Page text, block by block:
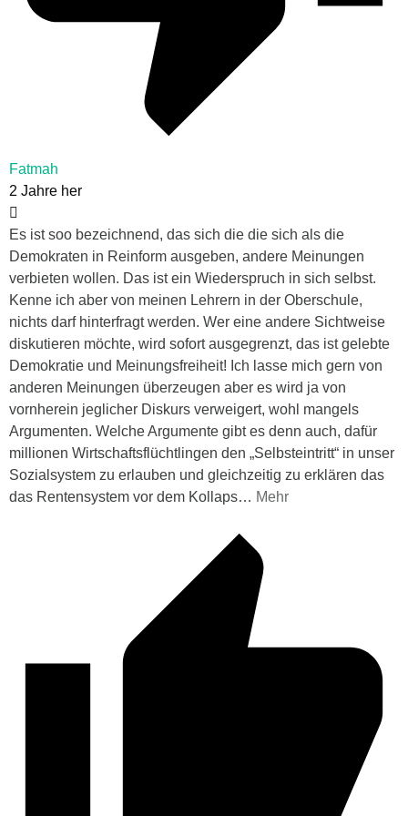
Fatmah
2 Jahre her
Es ist soo bezeichnend, das sich die die sich als die
Demokraten in Reinform ausgeben, andere Meinungen
verbieten wollen. Das ist ein Wiederspruch in sich selbst.
Kenne ich aber von meinen Lehrern in der Oberschule,
nichts darf hinterfragt werden. Wer eine andere Sichtweise
diskutieren möchte, wird sofort ausgegrenzt, das ist gelebte
Demokratie und Meinungsfreiheit! Ich lasse mich gern von
anderen Meinungen überzeugen aber es wird ja von
vornherein jeglicher Diskurs verweigert, wohl mangels
Argumenten. Welche Argumente gibt es denn auch, dafür
millionen Wirtschaftsflüchtlingen den „Selbsteintritt“ in unser
Sozialsystem zu erlauben und gleichzeitig zu erklären das
das Rentensystem vor dem Kollaps… Mehr